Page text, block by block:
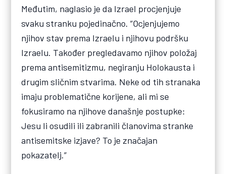
Međutim, naglasio je da Izrael procjenjuje
svaku stranku pojedinačno. “Ocjenjujemo
njihov stav prema Izraelu i njihovu podršku
Izraelu. Također pregledavamo njihov položaj
prema antisemitizmu, negiranju Holokausta i
drugim sličnim stvarima. Neke od tih stranaka
imaju problematične korijene, ali mi se
fokusiramo na njihove današnje postupke:
Jesu li osudili ili zabranili članovima stranke
antisemitske izjave? To je značajan
pokazatelj.”